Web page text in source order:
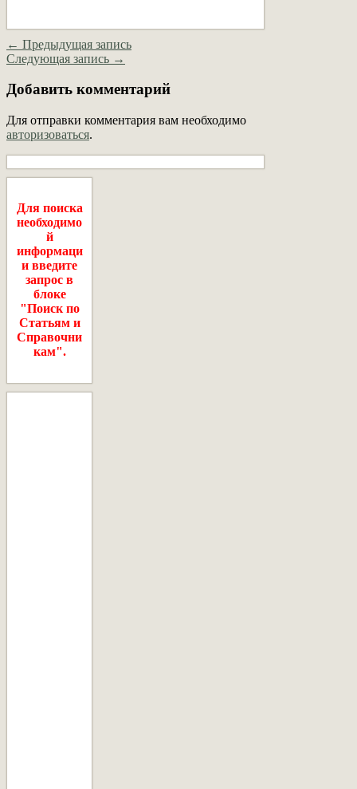
← Предыдущая запись
Следующая запись →
Добавить комментарий
Для отправки комментария вам необходимо
авторизоваться.
Для поиска
необходимо
й
информаци
и введите
запрос в
блоке
"Поиск по
Статьям и
Справочни
кам".